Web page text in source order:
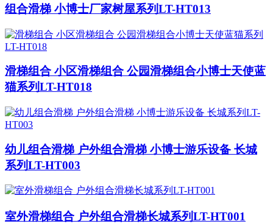
组合滑梯 小博士厂家树屋系列LT-HT013
滑梯组合 小区滑梯组合 公园滑梯组合小博士天使蓝
猫系列LT-HT018
幼儿组合滑梯 户外组合滑梯 小博士游乐设备 长城
系列LT-HT003
室外滑梯组合 户外组合滑梯长城系列LT-HT001